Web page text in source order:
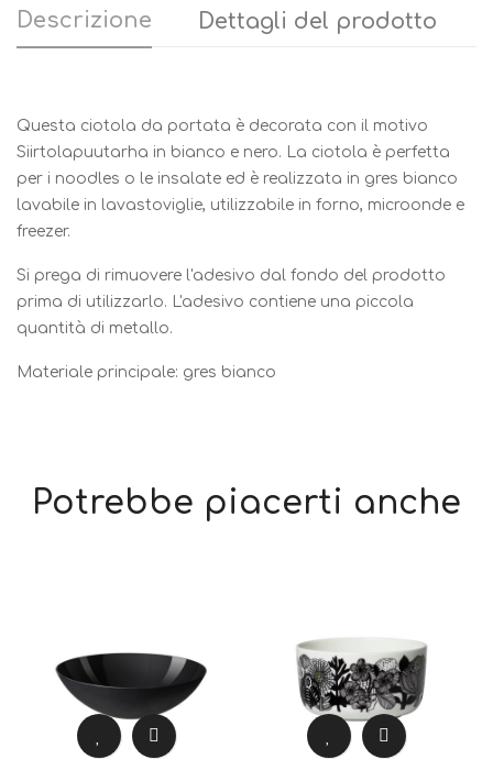
Descrizione Dettagli del prodotto
Questa ciotola da portata è decorata con il motivo
Siirtolapuutarha in bianco e nero. La ciotola è perfetta
per i noodles o le insalate ed è realizzata in gres bianco
lavabile in lavastoviglie, utilizzabile in forno, microonde e
freezer.
Si prega di rimuovere l'adesivo dal fondo del prodotto
prima di utilizzarlo. L'adesivo contiene una piccola
quantità di metallo.
Materiale principale: gres bianco
Potrebbe piacerti anche